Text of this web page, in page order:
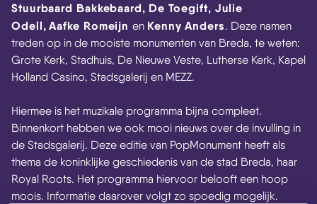
Stuurbaard Bakkebaard, De Toegift, Julie
Odell, Aafke Romeijnen Kenny Anders. Deze namen
treden op in de mooiste monumenten van Breda, te weten:
Grote Kerk, Stadhuis, De Nieuwe Veste, Lutherse Kerk, Kapel
Holland Casino, Stadsgalerij en MEZZ.
Hiermee is het muzikale programma bijna compleet.
Binnenkort hebben we ook mooi nieuws over de invulling in
de Stadsgalerij. Deze editie van PopMonument heeft als
thema de koninklijke geschiedenis van de stad Breda, haar
Royal Roots. Het programma hiervoor belooft een hoop
moois. Informatie daarover volgt zo spoedig mogelijk.